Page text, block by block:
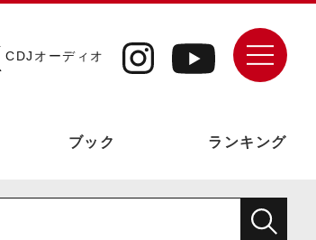
CDJオーディオ
ブック ランキング